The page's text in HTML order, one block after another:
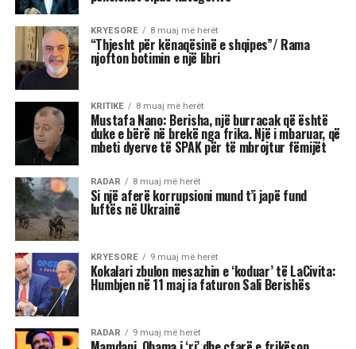
Klan, astrologia Meri Shehu bëri parashikimin
për 12 shenjat e horoskopit, duke e quajtur këtë
periudhë një “pikë kthese” në shumë aspekte të
jetës. Me Diellin që ka hyrë në shenjën e
Peshores dhe Marsin që po futet në Akrep,
universi na fton të kërkojmë ekuilibër, të
rigjejmë veten dhe të marrim vendime që do të
na ndikojnë për muaj me radhë.
“Është ekuinoksi i vjeshtës, dita barazohet me
natën dhe na fton në reflektim”, tha Shehu, duke
nënvizuar se kjo javë do të shënohet nga
tensione, lëvizje të papritura, dinamizëm në
marrëdhënie dhe sfida ekonomike. Për disa
shenja, kjo është një javë premtuese që hap dyer
të reja, për të tjera, një moment i ndjeshëm ku